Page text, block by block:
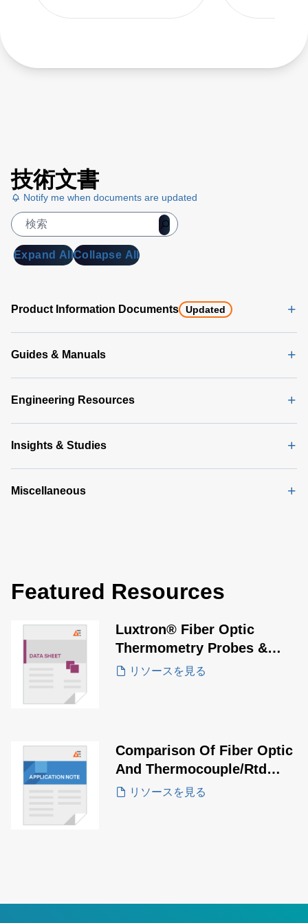
技術文書
Notify me when documents are updated
Expand AllCollapse All
Product Information Documents Updated
Guides & Manuals
Engineering Resources
Insights & Studies
Miscellaneous
Featured Resources
Luxtron® Fiber Optic
Thermometry Probes &
Accessories Datasheet
リソースを見る
Comparison Of Fiber Optic
And Thermocouple/Rtd
Sensors.
リソースを見る